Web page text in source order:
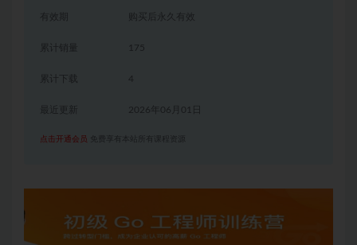
有效期 购买后永久有效
累计销量 175
累计下载
2026年06月01日
点击开通会员 免费享有本站所有课程资源